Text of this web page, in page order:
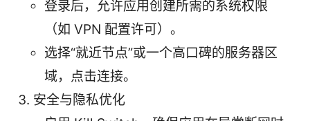
登录后，允许应用创建所需的系统权限
（如 VPN 配置许可）。
选择“就近节点”或一个高口碑的服务器区
域，点击连接。
安全与隐私优化